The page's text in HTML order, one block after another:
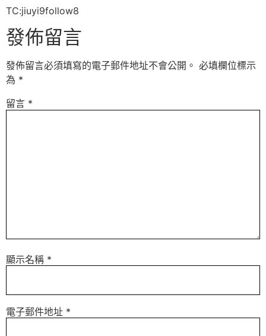
TC:jiuyi9follow8
發佈留言
發佈留言必須填寫的電子郵件地址不會公開。 必填欄位標示
為 *
留言 *
顯示名稱 *
電子郵件地址 *